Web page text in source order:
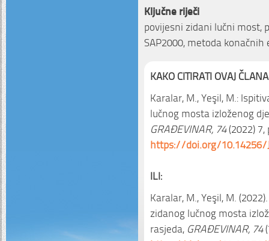
Ključne riječi
povijesni zidani lučni most,
SAP2000, metoda
KAKO CITIRATI OVAJ
Karalar, M., Yeşil, M.:
lučnog mosta izloženog
GRAĐEVINAR, 74(2022) 7,
https://doi.org/10.14256/
ILI:
Karalar, M., Yeşil, M.
zidanog lučnog mosta
rasjeda, GRAĐEVINAR, 74